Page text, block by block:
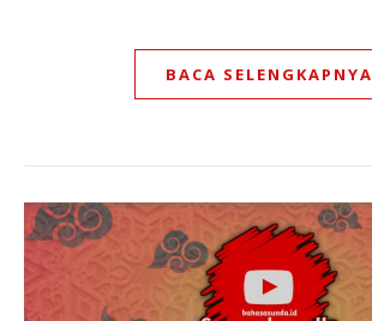
BACA SELENGKAPNYA